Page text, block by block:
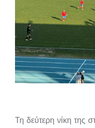
Τη δεύτερη νίκη της